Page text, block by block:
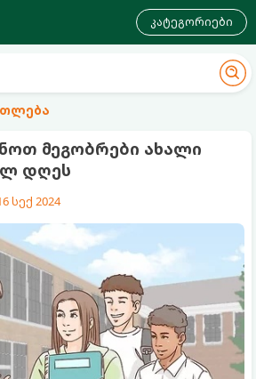
კატეგორიები
მეგობრები ახალი
დღეს
სექ 2024